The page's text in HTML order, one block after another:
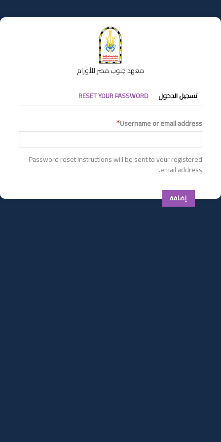
إلى
المحتوى
معهد جنوب مصر للأورام
التبويبات
الأساسية
تسجيل الدخول RESET YOUR PASSWORD
Username or email address
Password reset instructions will be sent to your registered
email address.